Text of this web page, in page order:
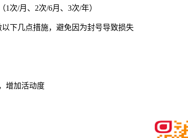
次/月、2次/6月、3次/年）
下几点措施，避免因为封号导致损失
增加活动度